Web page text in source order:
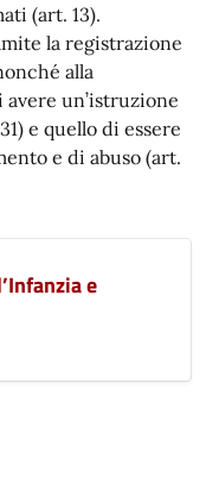
(art. 13).
la registrazione
alla
un’istruzione
e quello di essere
e di abuso (art.
e